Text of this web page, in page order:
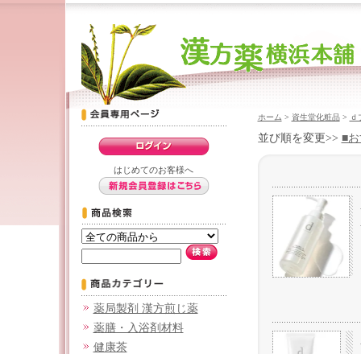
はじめてのお客様へ
薬局製剤 漢方煎じ薬
薬膳・入浴剤材料
健康茶
ホーム > 資生堂化粧品>
並び順を変更>> ■